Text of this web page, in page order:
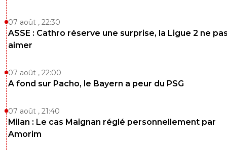
07 août , 22:30
ASSE : Cathro réserve une surprise, la Ligue 2 ne
aimer
07 août , 22:00
A fond sur Pacho, le Bayern a peur du PSG
07 août , 21:40
Milan : Le cas Maignan réglé personnellement par
Amorim